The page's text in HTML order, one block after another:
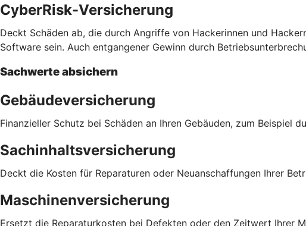
CyberRisk-Versicherung
Deckt Schäden ab, die durch Angriffe von Hackerinnen und
Software sein. Auch entgangener Gewinn durch
Sachwerte absichern
Gebäudeversicherung
Finanzieller Schutz bei Schäden an Ihren Gebäuden, zum Beispiel
Sachinhaltsversicherung
Deckt die Kosten für Reparaturen oder Neuanschaffungen Ihrer
Maschinenversicherung
Ersetzt die Reparaturkosten bei Defekten oder den Zeitwert Ihrer